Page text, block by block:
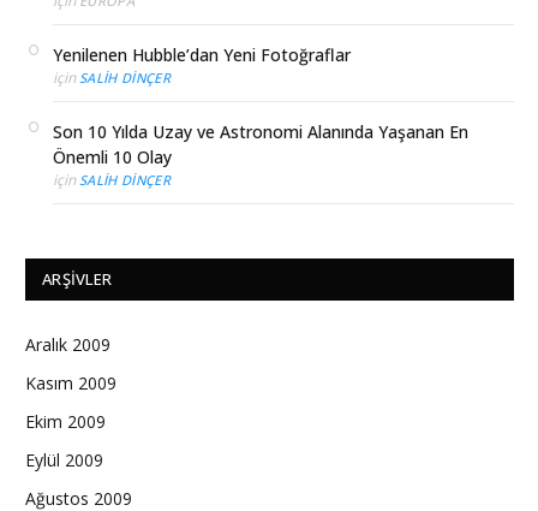
Yenilenen Hubble’dan Yeni Fotoğraflar
için SALIH DINÇER
Son 10 Yılda Uzay ve Astronomi Alanında Yaşanan En
Önemli 10 Olay
için SALIH DINÇER
ARŞIVLER
Aralık 2009
Kasım 2009
Ekim 2009
Eylül 2009
Ağustos 2009